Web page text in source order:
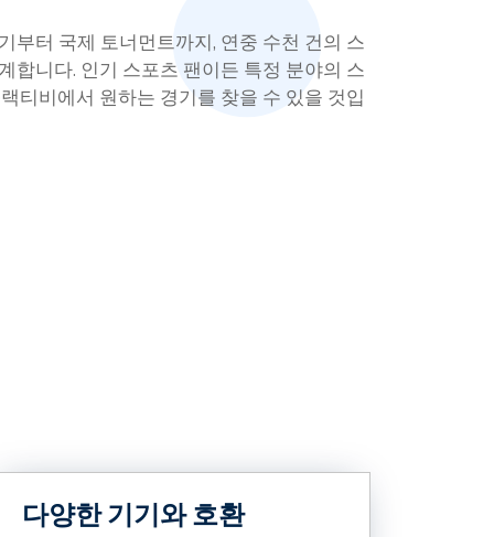
부터 국제 토너먼트까지, 연중 수천 건의 스
합니다. 인기 스포츠 팬이든 특정 분야의 스
티비에서 원하는 경기를 찾을 수 있을 것입
다양한 기기와 호환